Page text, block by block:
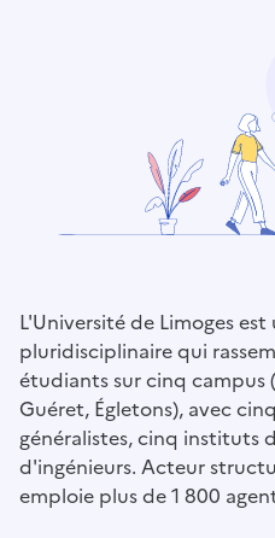
L'Université de Limoges
pluridisciplinaire qui
étudiants sur cinq campus
Guéret, Égletons), avec
généralistes, cinq instituts
d'ingénieurs. Acteur
emploie plus de 1 800